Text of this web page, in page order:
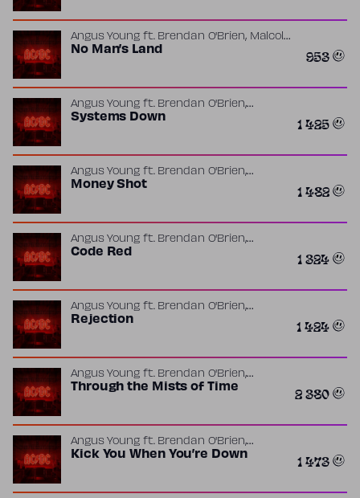
Angus Youngft. Brendan O'Brien, Malcolm
Young
No Man’s Land 953
Angus Youngft. Brendan O'Brien,
Malcolm Young
Systems Down 1 425
Angus Youngft. Brendan O'Brien,
Malcolm Young
Money Shot 1 482
Angus Youngft. Brendan O'Brien,
Malcolm Young
Code Red 1 324
Angus Youngft. Brendan O'Brien,
Malcolm Young
Rejection 1 424
Angus Youngft. Brendan O'Brien,
Malcolm Young
Through the Mists of Time 2 380
Angus Youngft. Brendan O'Brien,
Malcolm Young
Kick You When You’re Down 1 473